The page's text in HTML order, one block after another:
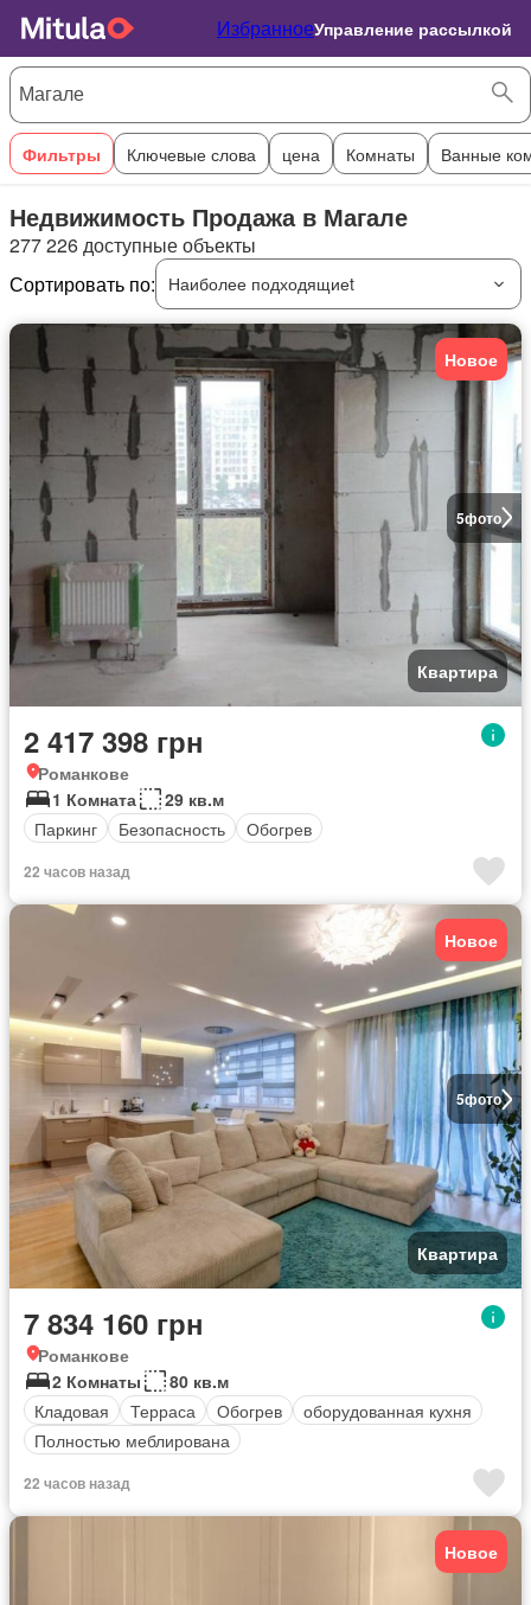
ИзбранноеУправление рассылкой
Фильтры Ключевые слова цена Комнаты Ванные
Недвижимость Продажа в Магале
277 226 доступные объекты
Сортировать по:
Наиболее подходящиеt
5фото
Новое
Квартира
2 417 398 грн
Романкове
1 Комната
29 кв.м
Паркинг
Безопасность Обогрев
22 часов назад
5фото
Новое
Квартира
7 834 160 грн
Романкове
2 Комнаты
80 кв.м
Кладовая
Терраса Обогрев
оборудованная кухня
Полностью меблирована
22 часов назад
Новое